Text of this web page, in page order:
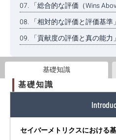
基礎知識
セイバーメトリクスにおける
07. 「総合的な評価（Wins
08. 「相対的な評価と評価基準」
09. 「貢献度の評価と真の能力」
基礎知識